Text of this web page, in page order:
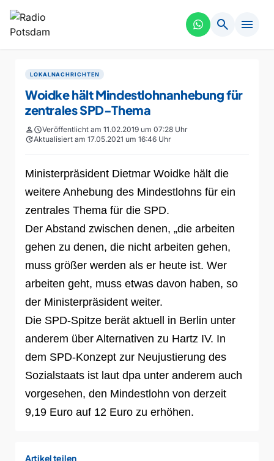
search menu
LOKALNACHRICHTEN
Woidke hält Mindestlohnanhebung für
zentrales SPD-Thema
personscheduleVeröffentlicht am 11.02.2019 um 07:28 Uhr
updateAktualisiert am 17.05.2021 um 16:46 Uhr
Ministerpräsident Dietmar Woidke hält die
weitere Anhebung des Mindestlohns für ein
zentrales Thema für die SPD.
Der Abstand zwischen denen, „die arbeiten
gehen zu denen, die nicht arbeiten gehen,
muss größer werden als er heute ist. Wer
arbeiten geht, muss etwas davon haben, so
der Ministerpräsident weiter.
Die SPD-Spitze berät aktuell in Berlin unter
anderem über Alternativen zu Hartz IV. In
dem SPD-Konzept zur Neujustierung des
Sozialstaats ist laut dpa unter anderem auch
vorgesehen, den Mindestlohn von derzeit
9,19 Euro auf 12 Euro zu erhöhen.
Artikel teilen